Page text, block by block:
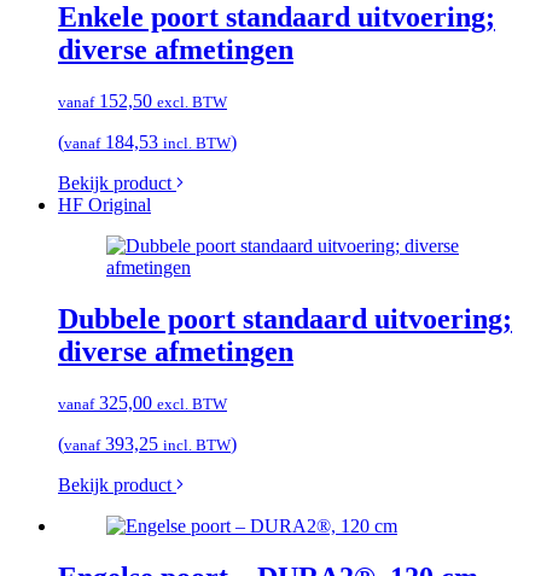
Enkele poort standaard uitvoering;
diverse afmetingen
vanaf152,50 excl. BTW
(vanaf184,53 incl. BTW)
Bekijk product
HF Original
Dubbele poort standaard uitvoering;
diverse afmetingen
vanaf325,00 excl. BTW
(vanaf393,25 incl. BTW)
Bekijk product